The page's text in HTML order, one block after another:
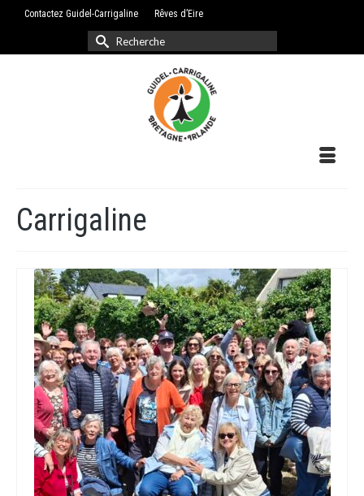
Contactez Guidel-Carrigaline Rêves d’Eire
Rechercher :
Carrigaline